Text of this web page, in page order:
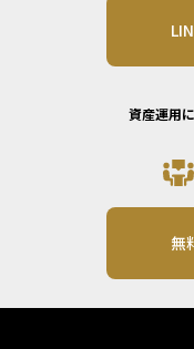
資産運用
無